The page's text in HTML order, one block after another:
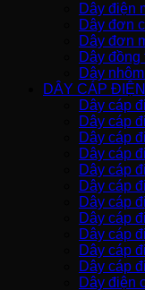
Dây điện
Dây đơn
Dây đơn
Dây
Dây
DÂY CÁP
Dây cáp
Dây cáp
Dây cáp
Dây cáp
Dây cáp
Dây cáp
Dây cáp
Dây cáp
Dây cáp
Dây cáp
Dây cáp
Dây điện